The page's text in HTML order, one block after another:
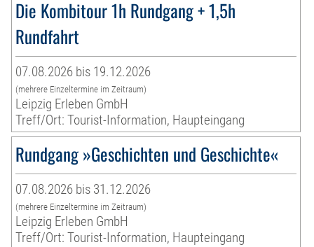
Die Kombitour 1h Rundgang + 1,5h
Rundfahrt
07.08.2026 bis 19.12.2026
(mehrere Einzeltermine im Zeitraum)
Leipzig Erleben GmbH
Treff/Ort: Tourist-Information, Haupteingang
Rundgang »Geschichten und Geschichte«
07.08.2026 bis 31.12.2026
(mehrere Einzeltermine im Zeitraum)
Leipzig Erleben GmbH
Treff/Ort: Tourist-Information, Haupteingang